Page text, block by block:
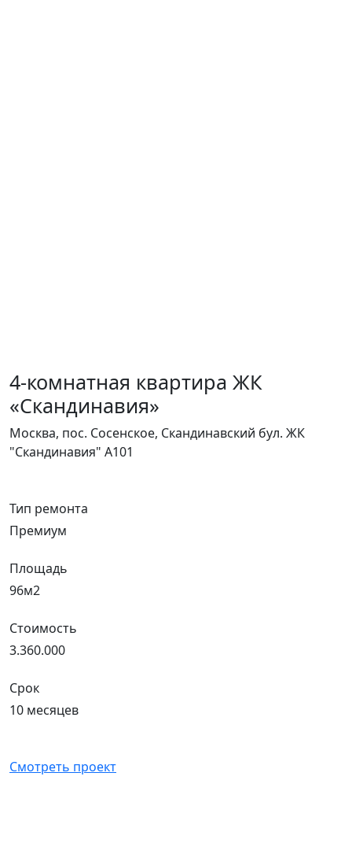
4-комнатная квартира ЖК
«Скандинавия»
Москва, пос. Сосенское, Скандинавский бул. ЖК
"Скандинавия" А101
Тип ремонта
Премиум
Площадь
96м2
Стоимость
3.360.000
Срок
10 месяцев
Смотреть проект